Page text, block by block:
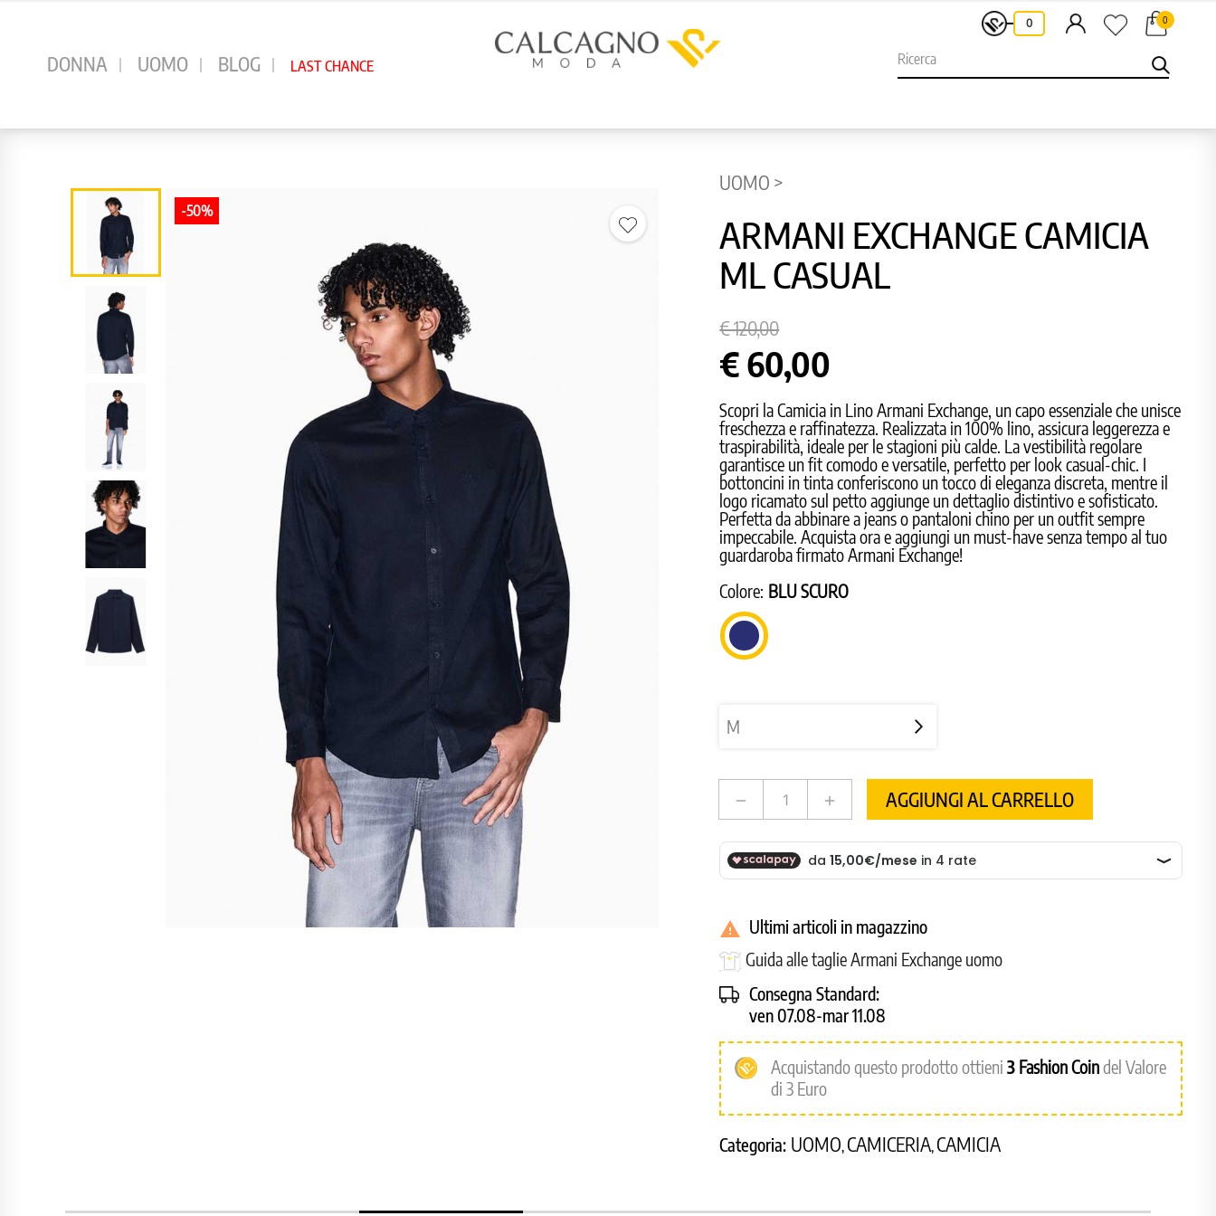
DONNA UOMO BLOG LAST CHANCE
- 0 0
-50%
UOMO >
ARMANI EXCHANGE CAMICIA
ML CASUAL
€ 120,00
€ 60,00
Scopri la Camicia in Lino Armani Exchange, un capo essenziale che unisce
freschezza e raffinatezza. Realizzata in 100% lino, assicura leggerezza e
traspirabilità, ideale per le stagioni più calde. La vestibilità regolare
garantisce un fit comodo e versatile, perfetto per look casual-chic. I
bottoncini in tinta conferiscono un tocco di eleganza discreta, mentre il
logo ricamato sul petto aggiunge un dettaglio distintivo e sofisticato.
Perfetta da abbinare a jeans o pantaloni chino per un outfit sempre
impeccabile. Acquista ora e aggiungi un must-have senza tempo al tuo
guardaroba firmato Armani Exchange!
Colore: BLU SCURO
BLU
SCURO
remove add AGGIUNGI AL CARRELLO
 Ultimi articoli in magazzino
Guida alle taglie Armani Exchange uomo
Consegna Standard:
ven 07.08-mar 11.08
Acquistando questo prodotto ottieni3 Fashion Coindel Valore
di 3 Euro
Categoria: UOMO, CAMICERIA, CAMICIA